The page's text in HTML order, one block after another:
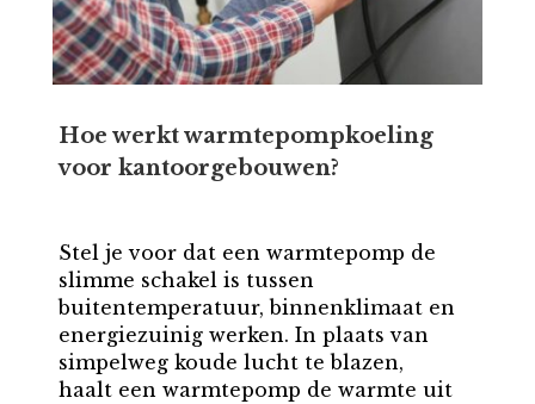
Hoe werkt warmtepompkoeling
voor kantoorgebouwen?
Stel je voor dat een warmtepomp de
slimme schakel is tussen
buitentemperatuur, binnenklimaat en
energiezuinig werken. In plaats van
simpelweg koude lucht te blazen,
haalt een warmtepomp de warmte uit